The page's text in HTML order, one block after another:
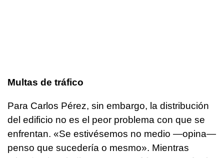
Multas de tráfico
Para Carlos Pérez, sin embargo, la distribución
del edificio no es el peor problema con que se
enfrentan. «Se estivésemos no medio —opina—
penso que sucedería o mesmo». Mientras